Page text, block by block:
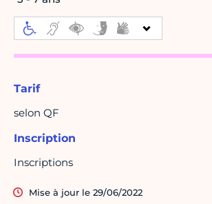
Tarif
selon QF
Inscription
Inscriptions
Mise à jour le 29/06/2022